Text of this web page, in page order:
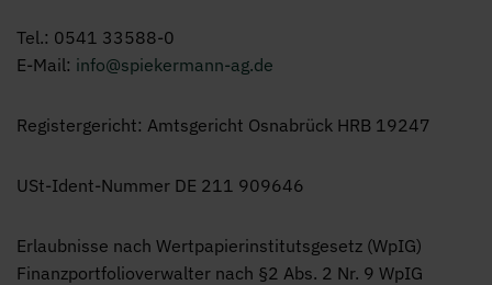
Tel.: 0541 33588-0
E-Mail: info@spiekermann-ag.de
Registergericht: Amtsgericht Osnabrück HRB 19247
USt-Ident-Nummer DE 211 909646
Erlaubnisse nach Wertpapierinstitutsgesetz (WpIG)
Finanzportfolioverwalter nach §2 Abs. 2 Nr. 9 WpIG